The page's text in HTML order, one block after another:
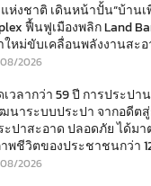
ห่งชาติ เดินหน้าปั้น“บ้าน
ฟื้นฟูเมืองพลิก Land
หม่ขับเคลื่อนพลังงานสะอ
2026
วลากว่า 59 ปี การประปา
นาระบบประปา จากอดีต
ปาสะอาด ปลอดภัย ได้มา
พชีวิตของประชาชนกว่า
2026